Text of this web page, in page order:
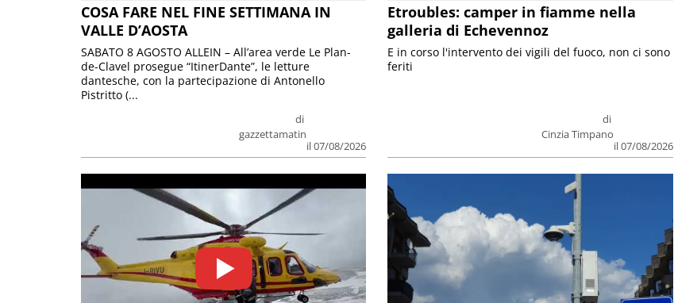
COSA FARE NEL FINE SETTIMANA IN
VALLE D’AOSTA
di
gazzettamatin
il 07/08/2026
SABATO 8 AGOSTO ALLEIN – All’area verde Le Plan-
de-Clavel prosegue “ItinerDante”, le letture
dantesche, con la partecipazione di Antonello
Pistritto (...
Etroubles: camper in fiamme nella
galleria di Echevennoz
di
Cinzia Timpano
il 07/08/2026
E in corso l'intervento dei vigili del fuoco, non ci sono
feriti